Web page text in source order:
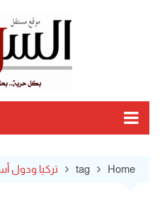
Home
tag تركيا ودول